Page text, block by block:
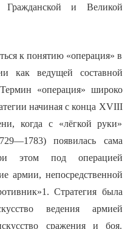
и Великой
к понятию «операция» в
как ведущей составной
«операция» широко
начиная с конца ХVIII
когда с «лёгкой руки»
появилась сама
этом под операцией
армии, непосредственной
Стратегия была
ведения армией
сражения и боя.